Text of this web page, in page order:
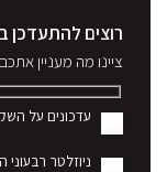
רוצים להתעדכן
ציינו מה מעניין
עדכונים על
ניוזלטר